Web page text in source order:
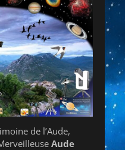
de l’Aude,
Aude